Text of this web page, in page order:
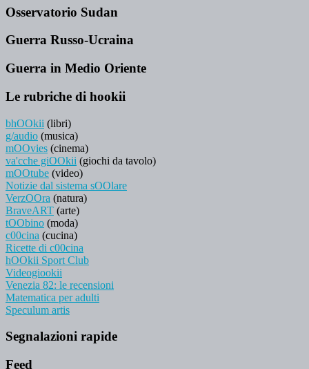
Osservatorio Sudan
Guerra Russo-Ucraina
Guerra in Medio Oriente
Le rubriche di hookii
bhOOkii (libri)
g/audio (musica)
mOOvies (cinema)
va'cche giOOkii (giochi da tavolo)
mOOtube (video)
Notizie dal sistema sOOlare
VerzOOra (natura)
BraveART (arte)
tOObino (moda)
c00cina (cucina)
Ricette di c00cina
hOOkii Sport Club
Videogiookii
Venezia 82: le recensioni
Matematica per adulti
Speculum artis
Segnalazioni rapide
Feed